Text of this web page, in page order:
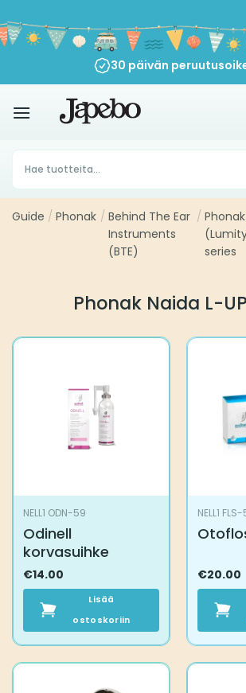
sisältöön
€35
30 päivän
Products
search
Guide / Phonak / Behind The Ear
Instruments
(BTE)
/ Phonak
series
Phonak Naida L-
NELL1 ODN-59
Odinell
korvasuihke
€14.00
Lisää
ostoskoriin
NELL1
€20.00